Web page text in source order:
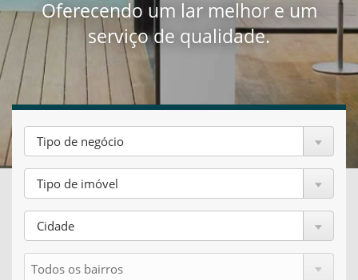
Oferecendo um lar melhor e um
serviço de qualidade.
Tipo de negócio
Tipo de imóvel
Cidade